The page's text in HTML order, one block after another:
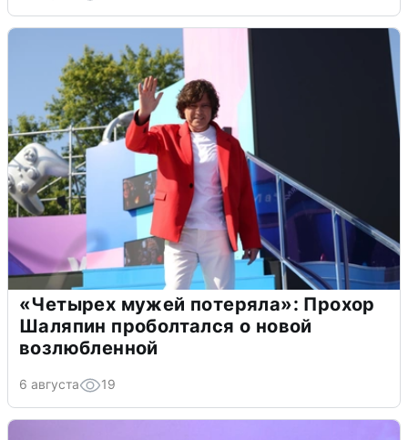
«Четырех мужей потеряла»: Прохор
Шаляпин проболтался о новой
возлюбленной
6 августа 19